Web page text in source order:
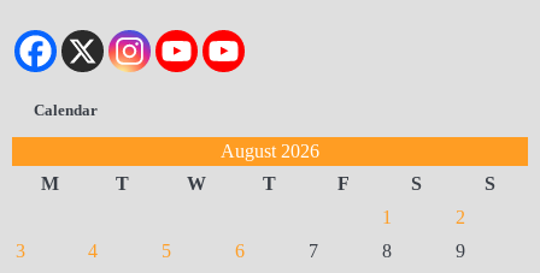
Calendar
August 2026
M
T W T F S
S
1
2
3
4 5 6 7 8
9